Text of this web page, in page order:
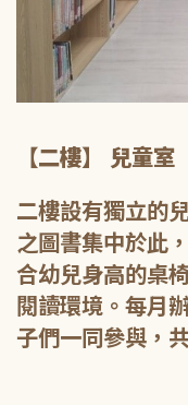
【二樓】 兒童室
二樓設有獨立的
之圖書集中於此
合幼兒身高的桌
閱讀環境。每月
子們一同參與，